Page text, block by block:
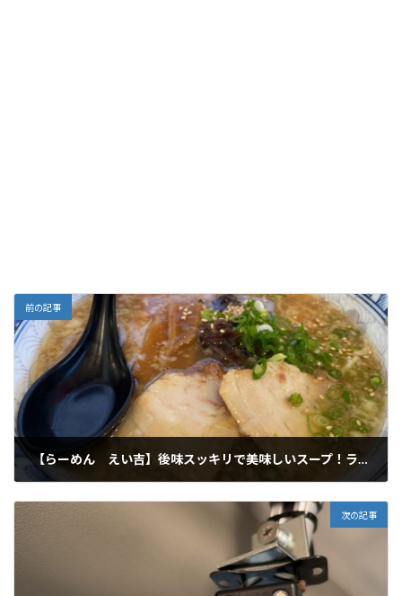
前の記事
【らーめん えい吉】後味スッキリで美味しいスープ！ランチならお得に頂ける！
次の記事